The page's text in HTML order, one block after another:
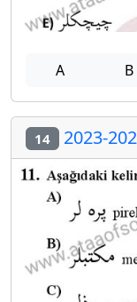
A B
14 2023-